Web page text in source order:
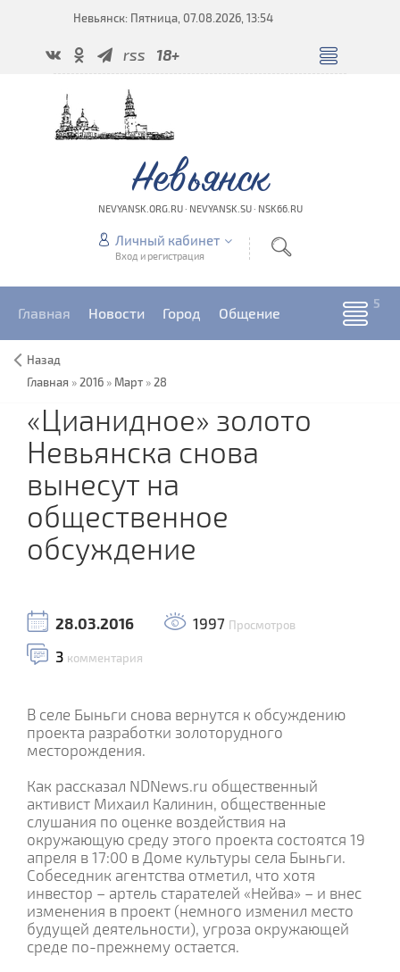
Невьянск: Пятница, 07.08.2026, 13:54
rss 18+
Невьянск
NEVYANSK.ORG.RU · NEVYANSK.SU · NSK66.RU
Личный кабинет
Вход и регистрация
Главная Новости Город Общение
Назад
Главная » 2016 » Март » 28
«Цианидное» золото
Невьянска снова
вынесут на
общественное
обсуждение
28.03.2016 1997 Просмотров
3 комментария
В селе Быньги снова вернутся к обсуждению
проекта разработки золоторудного
месторождения.
Как рассказал NDNews.ru общественный
активист Михаил Калинин, общественные
слушания по оценке воздействия на
окружающую среду этого проекта состоятся 19
апреля в 17:00 в Доме культуры села Быньги.
Собеседник агентства отметил, что хотя
инвестор – артель старателей «Нейва» – и внес
изменения в проект (немного изменил место
будущей деятельности), угроза окружающей
среде по-прежнему остается.